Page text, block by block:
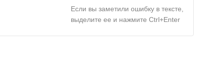
Если вы заметили ошибку в тексте,
выделите ее и нажмите Ctrl+Enter